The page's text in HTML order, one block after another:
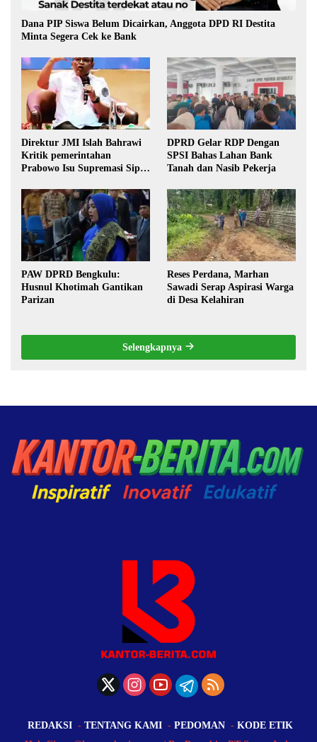
Dana PIP Siswa Belum Dicairkan, Anggota DPD RI Destita
Minta Segera Cek ke Bank
Direktur JMI Islah Bahrawi
Kritik pemerintahan
Prabowo Isu Supremasi Sipil,
Pilkada oleh DPRD
DPRD Gelar RDP Dengan
SPSI Bahas Lahan Bank
Tanah dan Nasib Pekerja
PAW DPRD Bengkulu:
Husnul Khotimah Gantikan
Parizan
Reses Perdana, Marhan
Sawadi Serap Aspirasi Warga
di Desa Kelahiran
Selengkapnya
REDAKSI TENTANG KAMI PEDOMAN
KODE ETIK